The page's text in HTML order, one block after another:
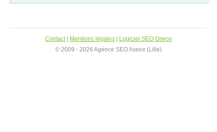
Contact| Mentions légales
Logiciel SEO Oseox
© 2009 - 2026 Agence SEO Aseox (Lille)